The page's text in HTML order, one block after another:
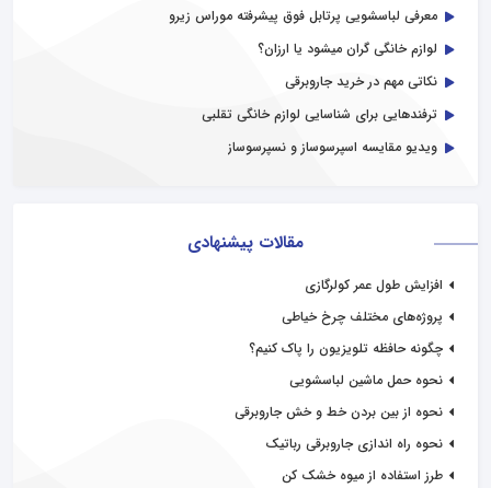
معرفی لباسشویی پرتابل فوق پیشرفته موراس زیرو
لوازم خانگی گران میشود یا ارزان؟
نکاتی مهم در خرید جاروبرقی
ترفندهایی برای شناسایی لوازم خانگی تقلبی
ویدیو مقایسه اسپرسوساز و نسپرسوساز
مقالات پیشنهادی
افزایش طول عمر کولرگازی
پروژه‌های مختلف چرخ خیاطی
چگونه حافظه تلویزیون را پاک کنیم؟
نحوه حمل ماشین لباسشویی
نحوه از بین بردن خط و خش جاروبرقی
نحوه راه اندازی جاروبرقی رباتیک
طرز استفاده از میوه خشک کن